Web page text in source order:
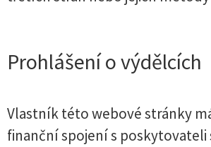
Prohlášení o výdělcích
Vlastník této webové stránky
finanční spojení s poskytovateli